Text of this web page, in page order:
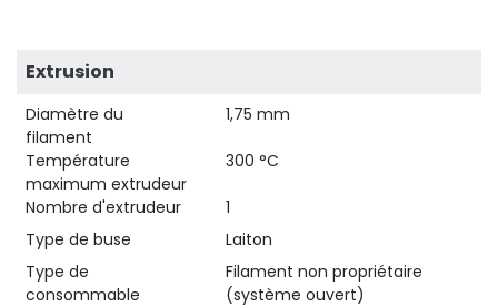
Extrusion
Diamètre du
filament
1,75 mm
Température
maximum extrudeur
300 °C
Nombre d'extrudeur
1
Type de buse
Laiton
Type de
consommable
Filament non propriétaire
(système ouvert)